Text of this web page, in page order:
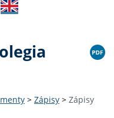
> Zápisy > Zápisy